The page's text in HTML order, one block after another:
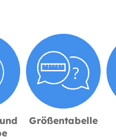
Größentabelle